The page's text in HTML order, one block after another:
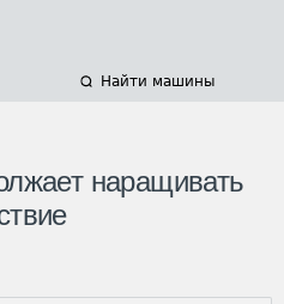
Найти машины
наращивать